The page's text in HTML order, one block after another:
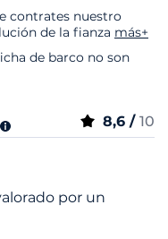
contrates nuestro
de la fianza más+
de barco no son
8,6 / 10
por un